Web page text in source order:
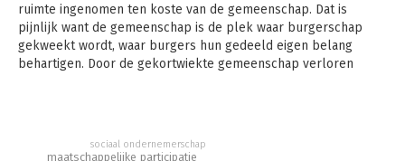
ruimte ingenomen ten koste van de gemeenschap. Dat is
pijnlijk want de gemeenschap is de plek waar burgerschap
gekweekt wordt, waar burgers hun gedeeld eigen belang
behartigen. Door de gekortwiekte gemeenschap verloren
met elkaar de gemeenschap vitaal maken. In 'Powerswitch'
maatschappelijke participatie
sociaal ondernemerschap